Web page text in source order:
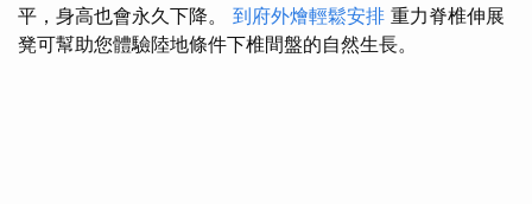
平，身高也會永久下降。 到府外燴輕鬆安排 重力脊椎伸展
凳可幫助您體驗陸地條件下椎間盤的自然生長。